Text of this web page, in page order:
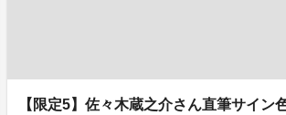
【限定5】佐々木蔵之介さん直筆サイン